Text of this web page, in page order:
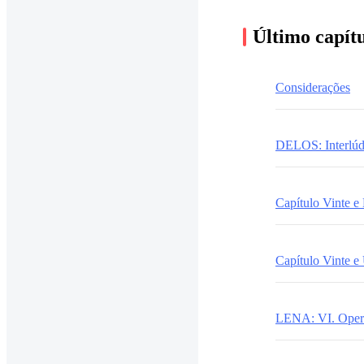
Último
Considerações
DELOS:
Capítulo Vinte e
Capítulo Vinte e
LENA: VI.